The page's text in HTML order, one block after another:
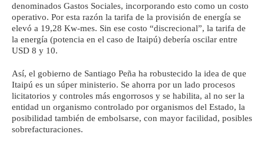
denominados Gastos Sociales, incorporando esto como un costo
operativo. Por esta razón la tarifa de la provisión de energía se
elevó a 19,28 Kw-mes. Sin ese costo “discrecional”, la tarifa de
la energía (potencia en el caso de Itaipú) debería oscilar entre
USD 8 y 10.
Así, el gobierno de Santiago Peña ha robustecido la idea de que
Itaipú es un súper ministerio. Se ahorra por un lado procesos
licitatorios y controles más engorrosos y se habilita, al no ser la
entidad un organismo controlado por organismos del Estado, la
posibilidad también de embolsarse, con mayor facilidad, posibles
sobrefacturaciones.